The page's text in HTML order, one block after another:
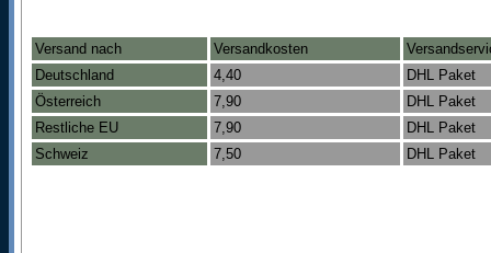
Versand nach Versandkosten
Deutschland
4,40
DHL Paket
Österreich
7,90
DHL Paket
Restliche EU
7,90
DHL Paket
Schweiz
7,50 DHL Paket